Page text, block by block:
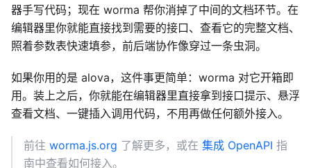
器手写代码；现在 worma 帮你消掉了中间的文档环节。在
编辑器里你就能直接找到需要的接口、查看它的完整文档、
照着参数表快速填参，前后端协作像穿过一条虫洞。
如果你用的是 alova，这件事更简单：worma 对它开箱即
用。装上之后，你就能在编辑器里直接拿到接口提示、悬浮
查看文档、一键插入调用代码，不用再做任何额外接入。
前往 worma.js.org 了解更多，或在 集成 OpenAPI 指
南中查看如何接入。